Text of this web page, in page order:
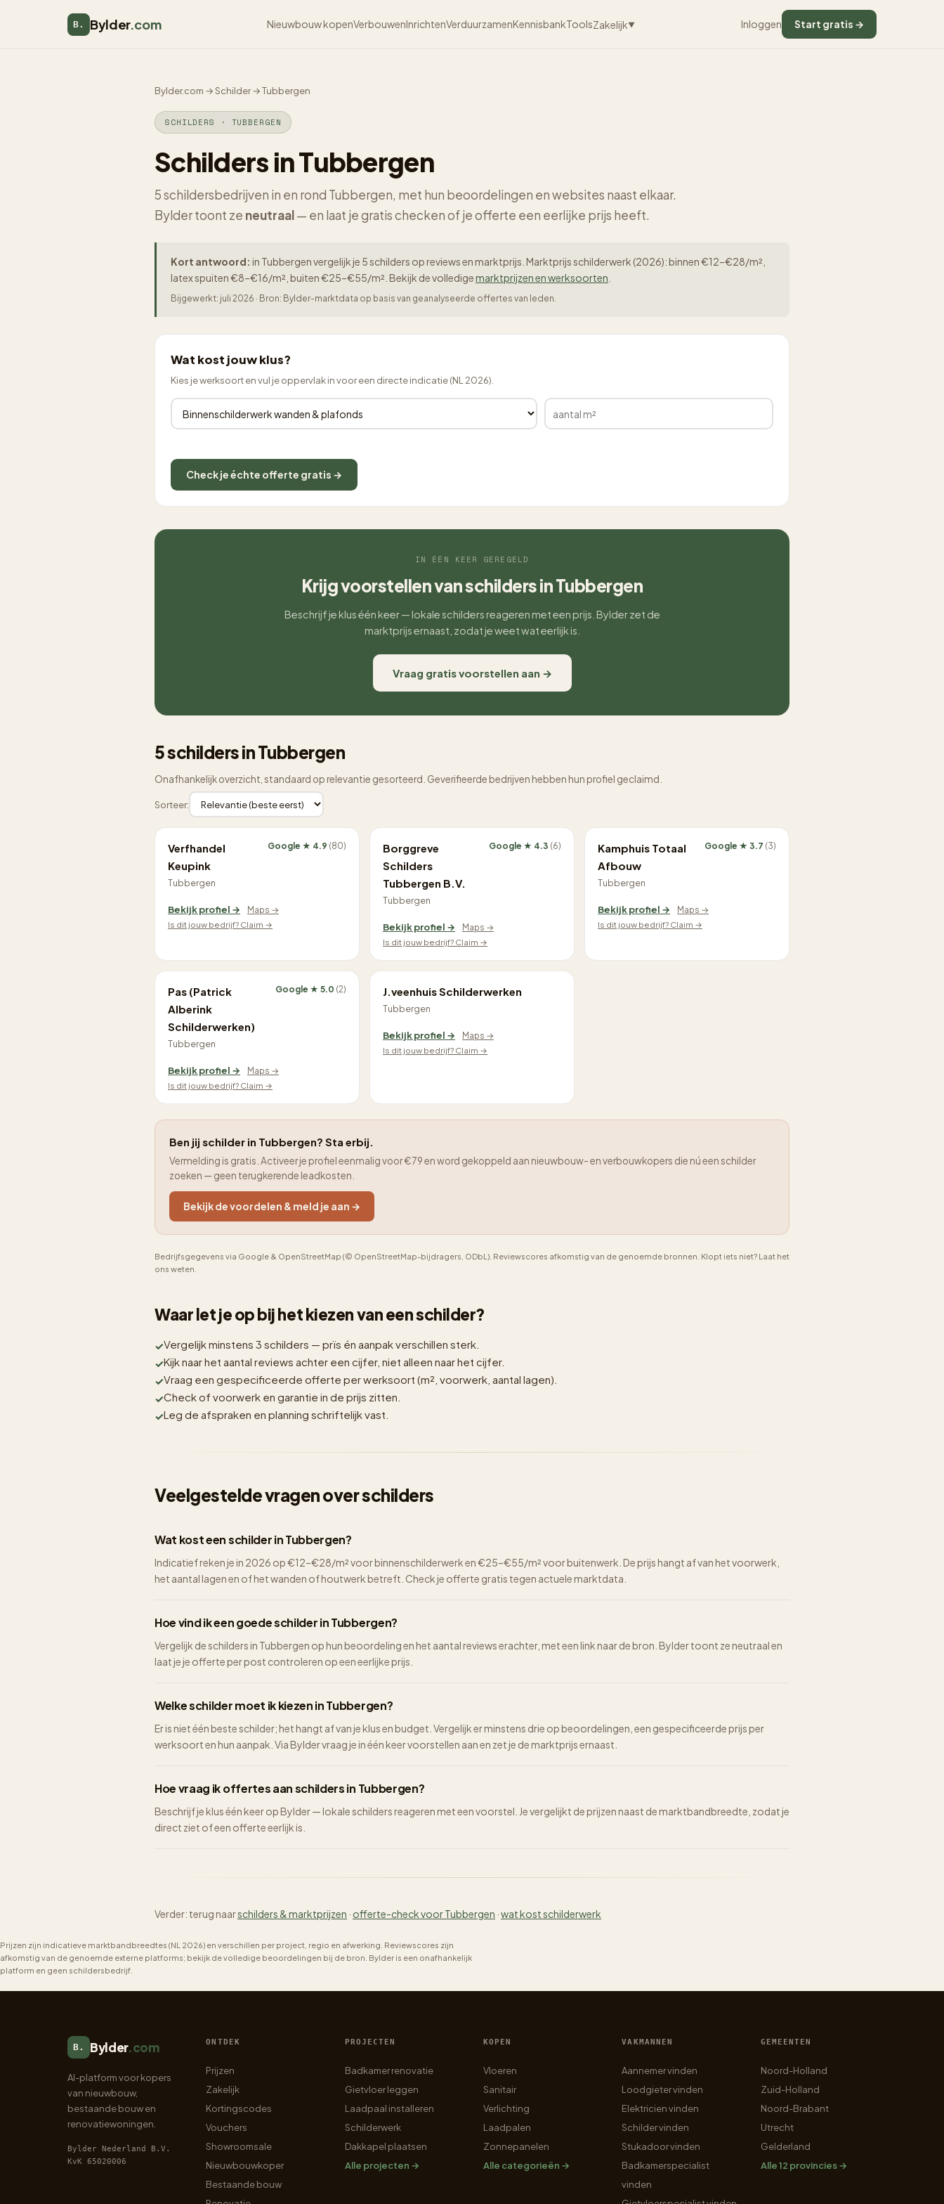
B. Bylder.com Nieuwbouw kopenVerbouwenInrichtenVerduurzamenKennisbankToolsZakelijk▼ Inloggen Start gratis →
Bylder.com →Schilder→Tubbergen
SCHILDERS · TUBBERGEN
Schilders in Tubbergen
5 schildersbedrijven in en rond Tubbergen, met hun beoordelingen en websites naast elkaar.
Bylder toont ze neutraal— en laat je gratis checken of je offerte een eerlijke prijs heeft.
Kort antwoord: in Tubbergen vergelijk je 5 schilders op reviews en marktprijs. Marktprijs schilderwerk (2026): binnen €12–€28/m²,
latex spuiten €8–€16/m², buiten €25–€55/m². Bekijk de volledigemarktprijzen en werksoorten
Bijgewerkt: juli 2026 · Bron: Bylder-marktdata op basis van geanalyseerde offertes van leden.
Wat kost jouw klus?
Kies je werksoort en vul je oppervlak in voor een directe indicatie (NL 2026).
Check je échte offerte gratis →
IN ÉÉN KEER GEREGELD
Krijg voorstellen van schilders in Tubbergen
Beschrijf je klus één keer — lokale schilders reageren met een prijs. Bylder zet de
marktprijs ernaast, zodat je weet wat eerlijk is.
Vraag gratis voorstellen aan →
5 schilders in Tubbergen
Onafhankelijk overzicht, standaard op relevantie gesorteerd. Geverifieerde bedrijven hebben hun profiel geclaimd.
Sorteer:
Verfhandel
Keupink
Tubbergen
Google ★ 4.9 (80)
Bekijk profiel →
Maps →
Is dit jouw bedrijf? Claim →
Borggreve
Schilders
Tubbergen B.V.
Tubbergen
Google ★ 4.3 (6)
Bekijk profiel →
Maps →
Is dit jouw bedrijf? Claim →
Kamphuis Totaal
Afbouw
Tubbergen
Google ★ 3.7 (3)
Bekijk profiel →
Maps →
Is dit jouw bedrijf? Claim →
Pas (Patrick
Alberink
Schilderwerken)
Tubbergen
Google ★ 5.0 (2)
Bekijk profiel →
Maps →
Is dit jouw bedrijf? Claim →
J.veenhuis Schilderwerken
Tubbergen
Bekijk profiel →
Maps →
Is dit jouw bedrijf? Claim →
Ben jij schilder in Tubbergen? Sta erbij.
Vermelding is gratis. Activeer je profiel eenmalig voor €79 en word gekoppeld aan nieuwbouw- en verbouwkopers die nú een schilder
zoeken — geen terugkerende leadkosten.
Bekijk de voordelen & meld je aan →
Bedrijfsgegevens via Google & OpenStreetMap (© OpenStreetMap-bijdragers, ODbL). Reviewscores afkomstig van de genoemde bronnen. Klopt iets niet? Laat het
ons weten.
Waar let je op bij het kiezen van een schilder?
Vergelijk minstens 3 schilders — prïs én aanpak verschillen sterk.
Kijk naar het aantal reviews achter een cijfer, niet alleen naar het cijfer.
Vraag een gespecificeerde offerte per werksoort (m², voorwerk, aantal lagen).
Check of voorwerk en garantie in de prijs zitten.
Leg de afspraken en planning schriftelijk vast.
Veelgestelde vragen over schilders
Wat kost een schilder in Tubbergen?
Indicatief reken je in 2026 op €12–€28/m² voor binnenschilderwerk en €25–€55/m² voor buitenwerk. De prijs hangt af van het voorwerk,
het aantal lagen en of het wanden of houtwerk betreft. Check je offerte gratis tegen actuele marktdata.
Hoe vind ik een goede schilder in Tubbergen?
Vergelijk de schilders in Tubbergen op hun beoordeling en het aantal reviews erachter, met een link naar de bron. Bylder toont ze neutraal en
laat je je offerte per post controleren op een eerlijke prijs.
Welke schilder moet ik kiezen in Tubbergen?
Er is niet één beste schilder; het hangt af van je klus en budget. Vergelijk er minstens drie op beoordelingen, een gespecificeerde prijs per
werksoort en hun aanpak. Via Bylder vraag je in één keer voorstellen aan en zet je de marktprijs ernaast.
Hoe vraag ik offertes aan schilders in Tubbergen?
Beschrijf je klus één keer op Bylder — lokale schilders reageren met een voorstel. Je vergelijkt de prijzen naast de marktbandbreedte, zodat je
direct ziet of een offerte eerlijk is.
Verder: terug naarschilders & marktprijzen · offerte-check voor Tubbergen ·wat kost schilderwerk
Prijzen zijn indicatieve marktbandbreedtes (NL 2026) en verschillen per project, regio en afwerking. Reviewscores zijn
afkomstig van de genoemde externe platforms; bekijk de volledige beoordelingen bij de bron. Bylder is een onafhankelijk
platform en geen schildersbedrijf.
B. Bylder.com
AI-platform voor kopers
van nieuwbouw,
bestaande bouw en
renovatiewoningen.
Bylder Nederland B.V.
KvK 65020006
ONTDEK
Prijzen
Zakelijk
Kortingscodes
Vouchers
Showroomsale
Nieuwbouwkoper
Bestaande bouw
PROJECTEN
Badkamer renovatie
Gietvloer leggen
Laadpaal installeren
Schilderwerk
Dakkapel plaatsen
Alle projecten →
KOPEN
Vloeren
Sanitair
Verlichting
Laadpalen
Zonnepanelen
Alle categorieën →
VAKMANNEN
Aannemer vinden
Loodgieter vinden
Elektricien vinden
Schilder vinden
Stukadoor vinden
Badkamerspecialist
vinden
GEMEENTEN
Noord-Holland
Zuid-Holland
Noord-Brabant
Utrecht
Gelderland
Alle 12 provincies →